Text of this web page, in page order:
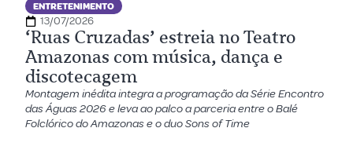
ENTRETENIMENTO
13/07/2026
‘Ruas Cruzadas’ estreia no Teatro
Amazonas com música, dança e
discotecagem
Montagem inédita integra a programação da Série Encontro
das Águas 2026 e leva ao palco a parceria entre o Balé
Folclórico do Amazonas e o duo Sons of Time